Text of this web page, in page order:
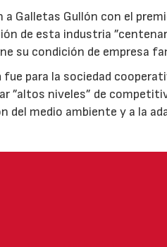
Galletas Gullón con el
de esta industria
su condición de empresa
fue para la sociedad
”altos niveles” de
del medio ambiente y a la